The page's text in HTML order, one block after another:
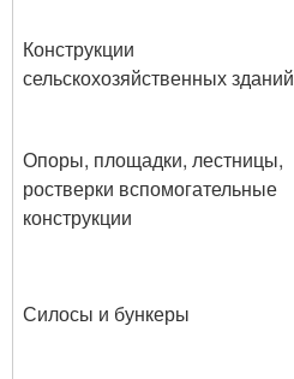
Конструкции
сельскохозяйственных зданий
Опоры, площадки, лестницы,
ростверки вспомогательные
конструкции
Силосы и бункеры